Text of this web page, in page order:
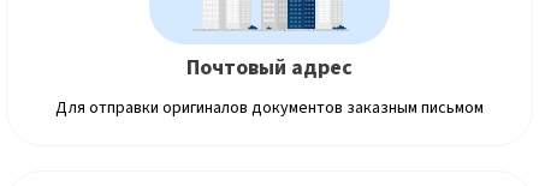
Почтовый адрес
Для отправки оригиналов документов заказным письмом